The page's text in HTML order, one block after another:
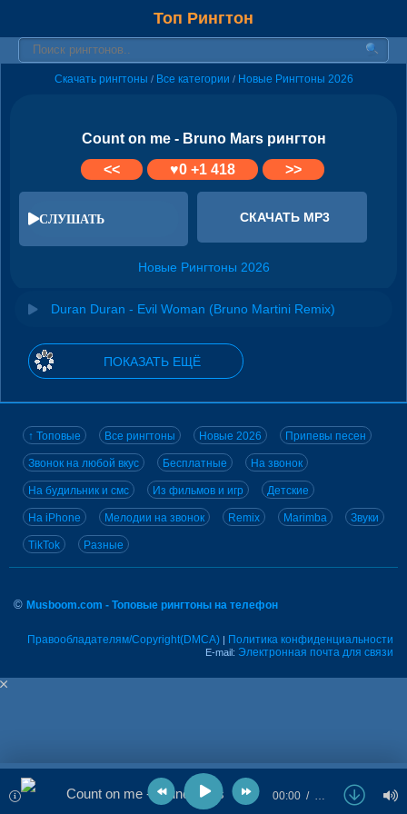
Топ Рингтон
Скачать рингтоны / Все категории / Новые Рингтоны 2026
Count on me - Bruno Mars рингтон
<<
♥0 +1 418 >>
СЛУШАТЬ СКАЧАТЬ MP3
Новые Рингтоны 2026
Duran Duran - Evil Woman (Bruno Martini Remix)
ПОКАЗАТЬ ЕЩЁ
↑ Топовые Все рингтоны Новые 2026 Припевы песен
Звонок на любой вкус Бесплатные На звонок
На будильник и смс Из фильмов и игр Детские
На iPhone Мелодии на звонок Remix Marimba Звуки
TikTok Разные
© Musboom.com - Топовые рингтоны на телефон
Правообладателям/Copyright(DMCA) | Политика конфиденциальности
E-mail: Электронная почта для связи
Count on me - Bruno Mars 00:00 …